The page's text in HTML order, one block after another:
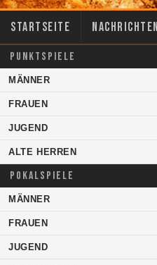
Startseite Nachrichten
PUNKTSPIELE
MÄNNER
FRAUEN
JUGEND
ALTE HERREN
POKALSPIELE
MÄNNER
FRAUEN
JUGEND